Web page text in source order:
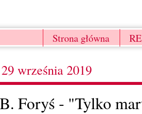
Strona główna
września 2019
Foryś - "Tylko